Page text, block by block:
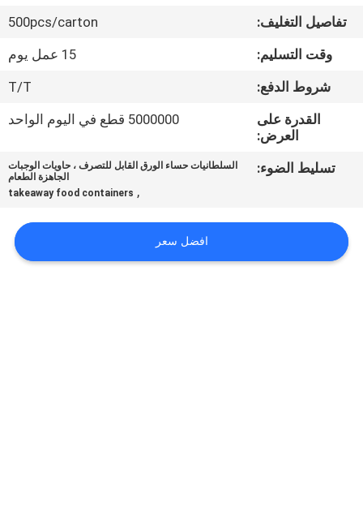
اتصل
أخبار
اطلب
خريطة
الموقع
تفاصيل التغليف:
500pcs/carton
وقت التسليم:
15 عمل يوم
شروط الدفع:
T/T
القدرة على
العرض:
5000000 قطع في اليوم الواحد
تسليط الضوء:
السلطانيات حساء الورق القابل للتصرف ، حاويات الوجبات
الجاهزة الطعام
,
takeaway food containers
افضل سعر